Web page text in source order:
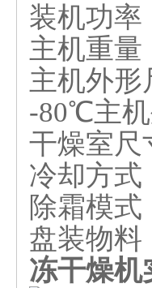
装机功率
主机重量
主机外形
-80℃主机
干燥室尺
冷却方式
除霜模
盘装物料
冻干燥机